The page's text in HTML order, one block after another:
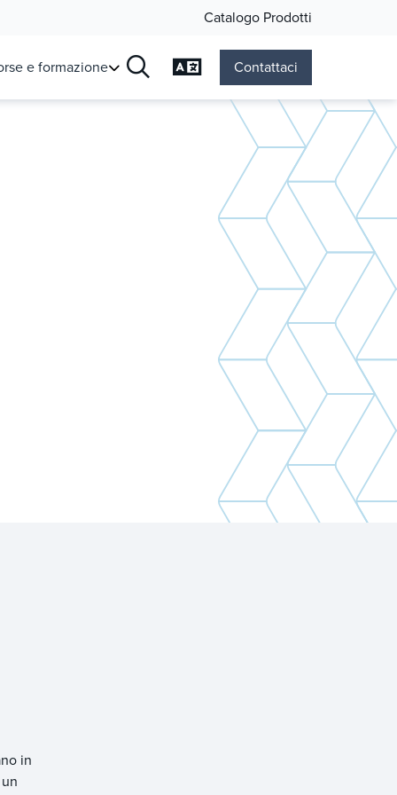
Catalogo Prodotti
e formazione Cambia lingua
Contattaci
in